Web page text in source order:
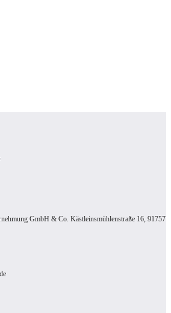
GmbH & Co. Kästleinsmühlenstraße 16, 91757